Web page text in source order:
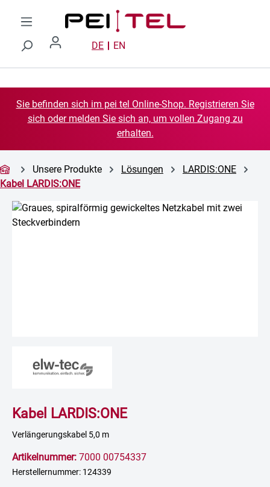
Zum Hauptinhalt springen
DE EN
Sie befinden sich im pei tel Online-Shop. Registrieren Sie
sich oder melden Sie sich an, um vollen Zugang zu
erhalten.
Unsere Produkte Lösungen
LARDIS:ONE
Kabel LARDIS:ONE
Bildergalerie überspringen
Kabel LARDIS:ONE
Verlängerungskabel 5,0 m
Artikelnummer: 7000 00754337
Herstellernummer: 124339